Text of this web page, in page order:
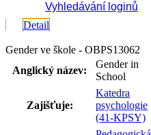
Vyhledávání loginů
Detail
Gender ve škole - OBPS13062
Anglický název:
Gender in
School
Zajišťuje:
Katedra
psychologie
(41-KPSY)